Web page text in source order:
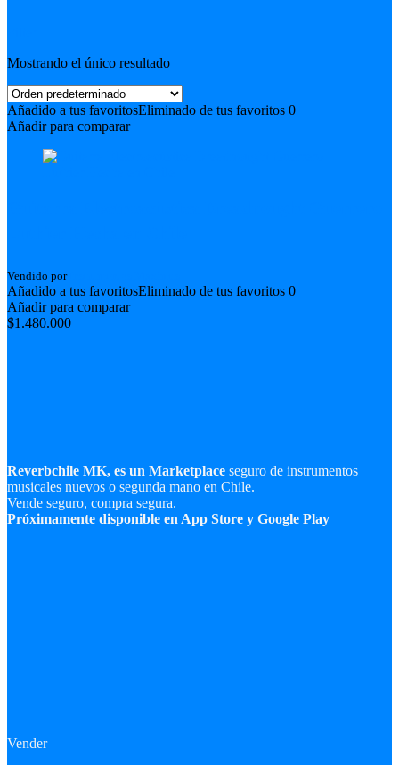
Mostrando el único resultado
Añadido a tus favoritosEliminado de tus favoritos 0
Añadir para comparar
Vendido por
Añadido a tus favoritosEliminado de tus favoritos 0
Añadir para comparar
$1.480.000
Reverbchile MK, es un Marketplace seguro de instrumentos
musicales nuevos o segunda mano en Chile.
Vende seguro, compra segura.
Próximamente disponible en App Store y Google Play
Vender